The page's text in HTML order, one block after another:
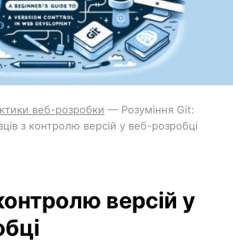
веб-розробки — Розуміння Git:
з контролю версій у веб-розробці
версій у